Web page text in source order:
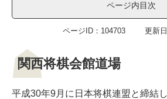
ページ内目次
ページID：104703 更新
関西将棋会館道場
平成30年9月に日本将棋連盟と締結